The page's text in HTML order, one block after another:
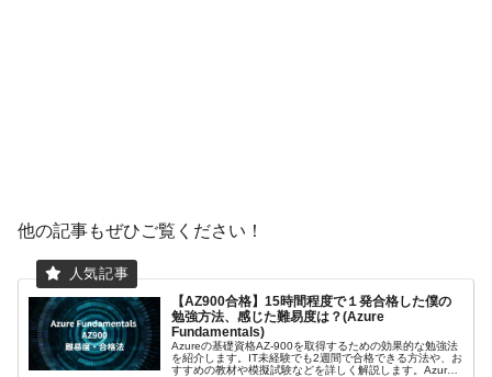
他の記事もぜひご覧ください！
【AZ900合格】15時間程度で１発合格した僕の
勉強方法、感じた難易度は？(Azure
Fundamentals)
Azureの基礎資格AZ-900を取得するための効果的な勉強法
を紹介します。IT未経験でも2週間で合格できる方法や、お
すすめの教材や模擬試験などを詳しく解説します。Azure